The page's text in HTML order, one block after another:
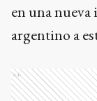
en una
argentino a
Ads